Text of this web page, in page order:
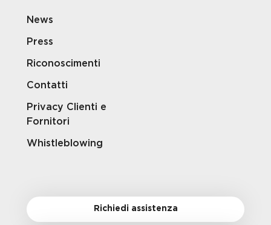
News
Press
Riconoscimenti
Contatti
Privacy Clienti e
Fornitori
Whistleblowing
Richiedi assistenza